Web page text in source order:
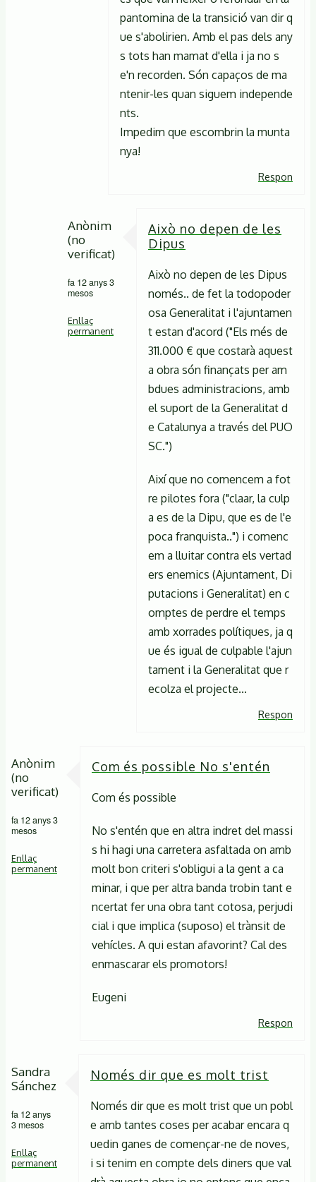
Anònim
verificat)
pantomina de la transició van dir q
ue s'abolirien. Amb el pas dels any
s tots han mamat d'ella i ja no s
e'n recorden. Són capaços de ma
ntenir-les quan siguem independe
nts.
Impedim que escombrin la munta
nya!
Respon
Anònim
(no
verificat)
fa 12 anys 3
mesos
Enllaç
permanent
Això no depen de les
Dipus
Això no depen de les Dipus
només.. de fet la todopoder
osa Generalitat i l'ajuntamen
t estan d'acord ("Els més de
311.000 € que costarà aquest
a obra són finançats per am
bdues administracions, amb
el suport de la Generalitat d
e Catalunya a través del PUO
SC.")
Així que no comencem a fot
re pilotes fora ("claar, la culp
a es de la Dipu, que es de l'e
poca franquista..") i comenc
em a lluitar contra els vertad
ers enemics (Ajuntament, Di
putacions i Generalitat) en c
omptes de perdre el temps
amb xorrades polítiques, ja q
ue és igual de culpable l'ajun
tament i la Generalitat que r
ecolza el projecte...
Respon
Anònim
(no
verificat)
fa 12 anys 3
mesos
Enllaç
permanent
Com és possible No s'entén
Com és possible
No s'entén que en altra indret del massi
s hi hagi una carretera asfaltada on amb
molt bon criteri s'obligui a la gent a ca
minar, i que per altra banda trobin tant e
ncertat fer una obra tant cotosa, perjudi
cial i que implica (suposo) el trànsit de
vehícles. A qui estan afavorint? Cal des
enmascarar els promotors!
Eugeni
Respon
Sandra
Sánchez
fa 12 anys
3 mesos
Enllaç
permanent
Només dir que es molt trist
Només dir que es molt trist que un pobl
e amb tantes coses per acabar encara q
uedin ganes de començar-ne de noves,
i si tenim en compte dels diners que val